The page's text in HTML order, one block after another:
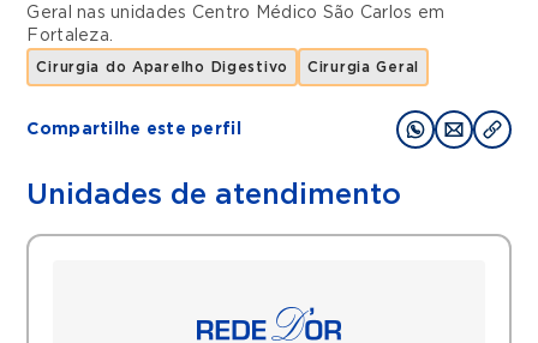
Geral
nas unidades Centro Médico São Carlos em
Fortaleza.
Cirurgia do Aparelho Digestivo Cirurgia Geral
Compartilhe este perfil
Unidades de atendimento